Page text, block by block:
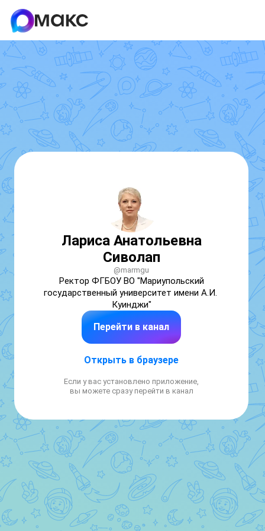
Лариса Анатольевна
Сиволап
@marmgu
Ректор ФГБОУ ВО "Мариупольский
государственный университет имени А.И.
Куинджи"
Перейти в канал
Открыть в браузере
Если у вас установлено приложение,
вы можете сразу перейти в канал